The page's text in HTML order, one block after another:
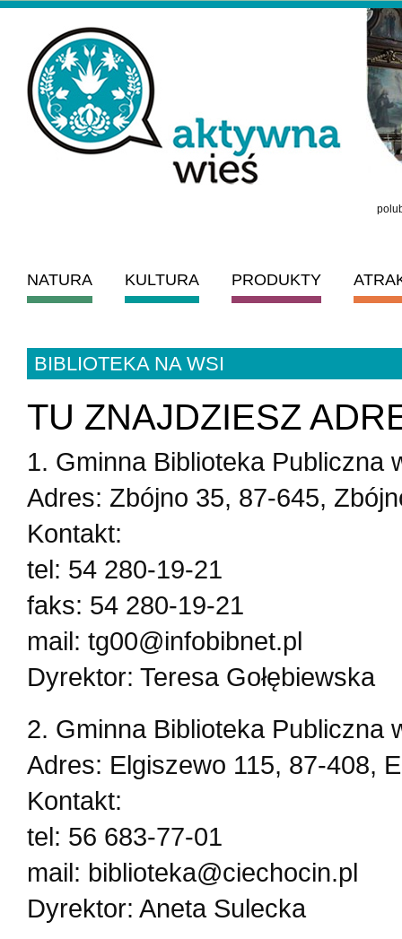
NATURA KULTURA PRODUKTY
BIBLIOTEKA NA WSI
TU ZNAJDZIESZ
1. Gminna Biblioteka Publiczna
Adres: Zbójno 35, 87-645,
Kontakt:
tel: 54 280-19-21
faks: 54 280-19-21
mail: tg00@infobibnet.pl
Dyrektor: Teresa Gołębiewska
2. Gminna Biblioteka Publiczna
Adres: Elgiszewo 115, 87-408,
Kontakt:
tel: 56 683-77-01
mail: biblioteka@ciechocin.pl
Dyrektor: Aneta Sulecka